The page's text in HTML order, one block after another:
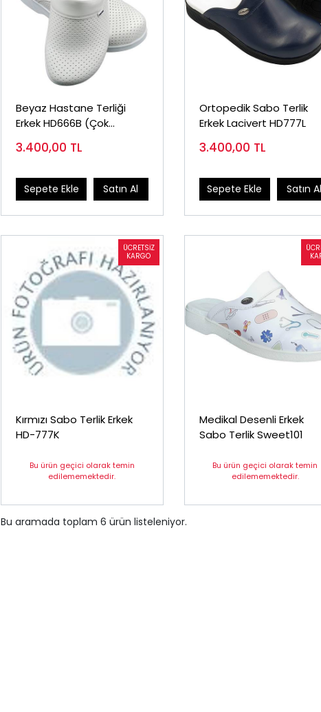
Beyaz Hastane Terliği
Erkek HD666B (Çok
3.400,00 TL
Sepete Ekle Satın Al
Ortopedik Sabo Terlik
Erkek Lacivert HD777L
3.400,00 TL
Sepete Ekle Satın Al
Kırmızı Sabo Terlik Erkek
HD-777K
Bu ürün geçici olarak temin
edilememektedir.
Medikal Desenli Erkek
Sabo Terlik Sweet101
Bu ürün geçici olarak temin
edilememektedir.
Bu aramada toplam 6 ürün listeleniyor.